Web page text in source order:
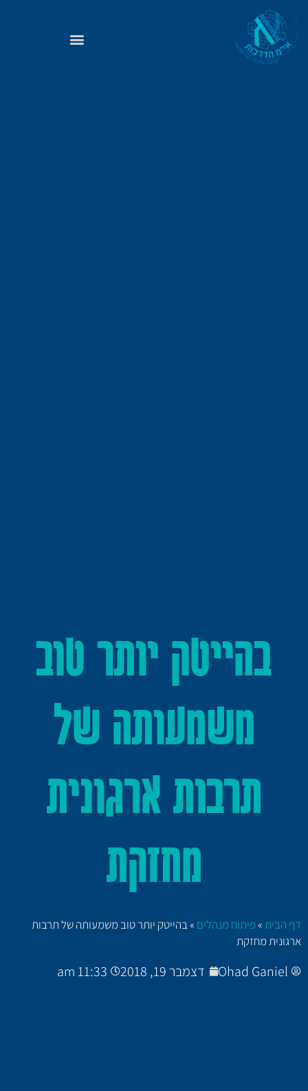
בהייטק יותר טוב
משמעותה של
תרבות ארגונית
מחזקת
דף הבית»פיתוח מנהלים »בהייטק יותר טוב משמעותה של תרבות
ארגונית מחזקת
Ohad Ganiel דצמבר 19, 2018 11:33 am